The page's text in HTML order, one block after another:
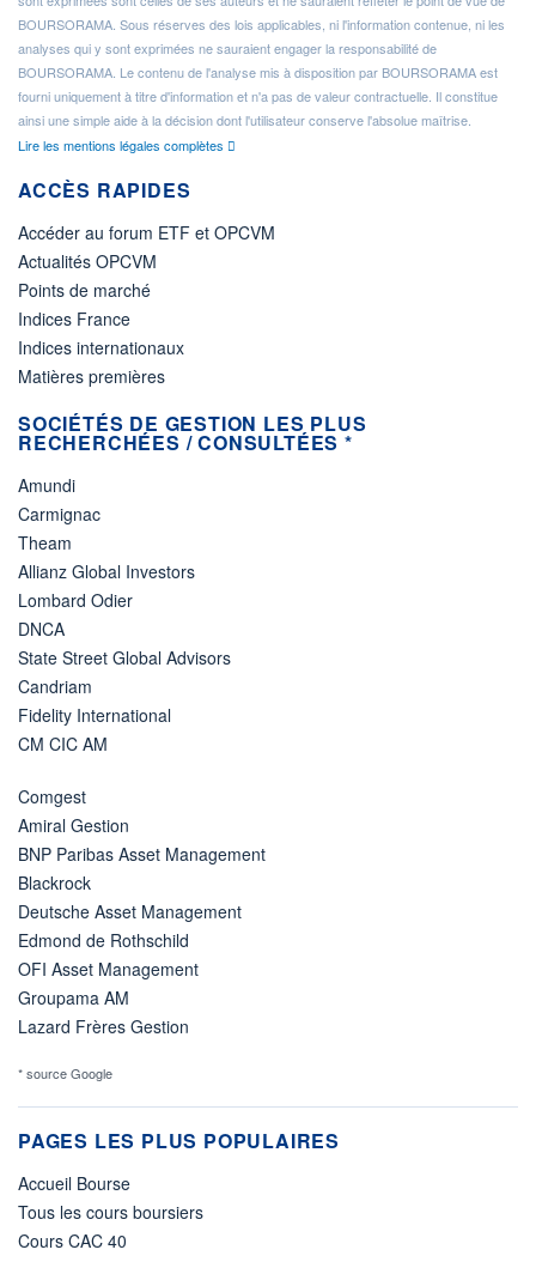
BOURSORAMA. Sous réserves des lois applicables, ni l'information contenue, ni les
analyses qui y sont exprimées ne sauraient engager la responsabilité de
BOURSORAMA. Le contenu de l'analyse mis à disposition par BOURSORAMA est
fourni uniquement à titre d'information et n'a pas de valeur contractuelle. Il constitue
ainsi une simple aide à la décision dont l'utilisateur conserve l'absolue maîtrise.
Lire les mentions légales complètes
ACCÈS RAPIDES
Accéder au forum ETF et OPCVM
Actualités OPCVM
Points de marché
Indices France
Indices internationaux
Matières premières
SOCIÉTÉS DE GESTION LES PLUS
RECHERCHÉES / CONSULTÉES *
Amundi
Carmignac
Theam
Allianz Global Investors
Lombard Odier
DNCA
State Street Global Advisors
Candriam
Fidelity International
CM CIC AM
Comgest
Amiral Gestion
BNP Paribas Asset Management
Blackrock
Deutsche Asset Management
Edmond de Rothschild
OFI Asset Management
Groupama AM
Lazard Frères Gestion
* source Google
PAGES LES PLUS POPULAIRES
Accueil Bourse
Tous les cours boursiers
Cours CAC 40